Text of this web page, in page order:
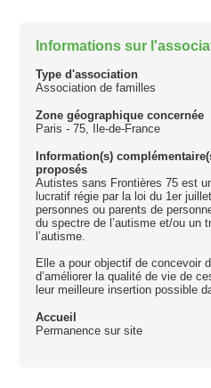
Informations sur
Type d'association
Association de familles
Zone géographique concernée
Paris - 75, Ile-de-France
Information(s)
proposés
Autistes sans Frontières 75 est
lucratif régie par la loi du 1er
personnes ou parents de
du spectre de l’autisme et/ou un
l’autisme.
Elle a pour objectif de concevoir
d’améliorer la qualité de vie de
leur meilleure insertion possible
Accueil
Permanence sur site